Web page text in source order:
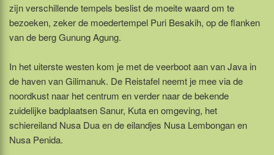
zijn verschillende tempels beslist de moeite waard om te
bezoeken, zeker de moedertempel Puri Besakih, op de flanken
van de berg Gunung Agung.
In het uiterste westen kom je met de veerboot aan van Java in
de haven van Gilimanuk. De Reistafel neemt je mee via de
noordkust naar het centrum en verder naar de bekende
zuidelijke badplaatsen Sanur, Kuta en omgeving, het
schiereiland Nusa Dua en de eilandjes Nusa Lembongan en
Nusa Penida.